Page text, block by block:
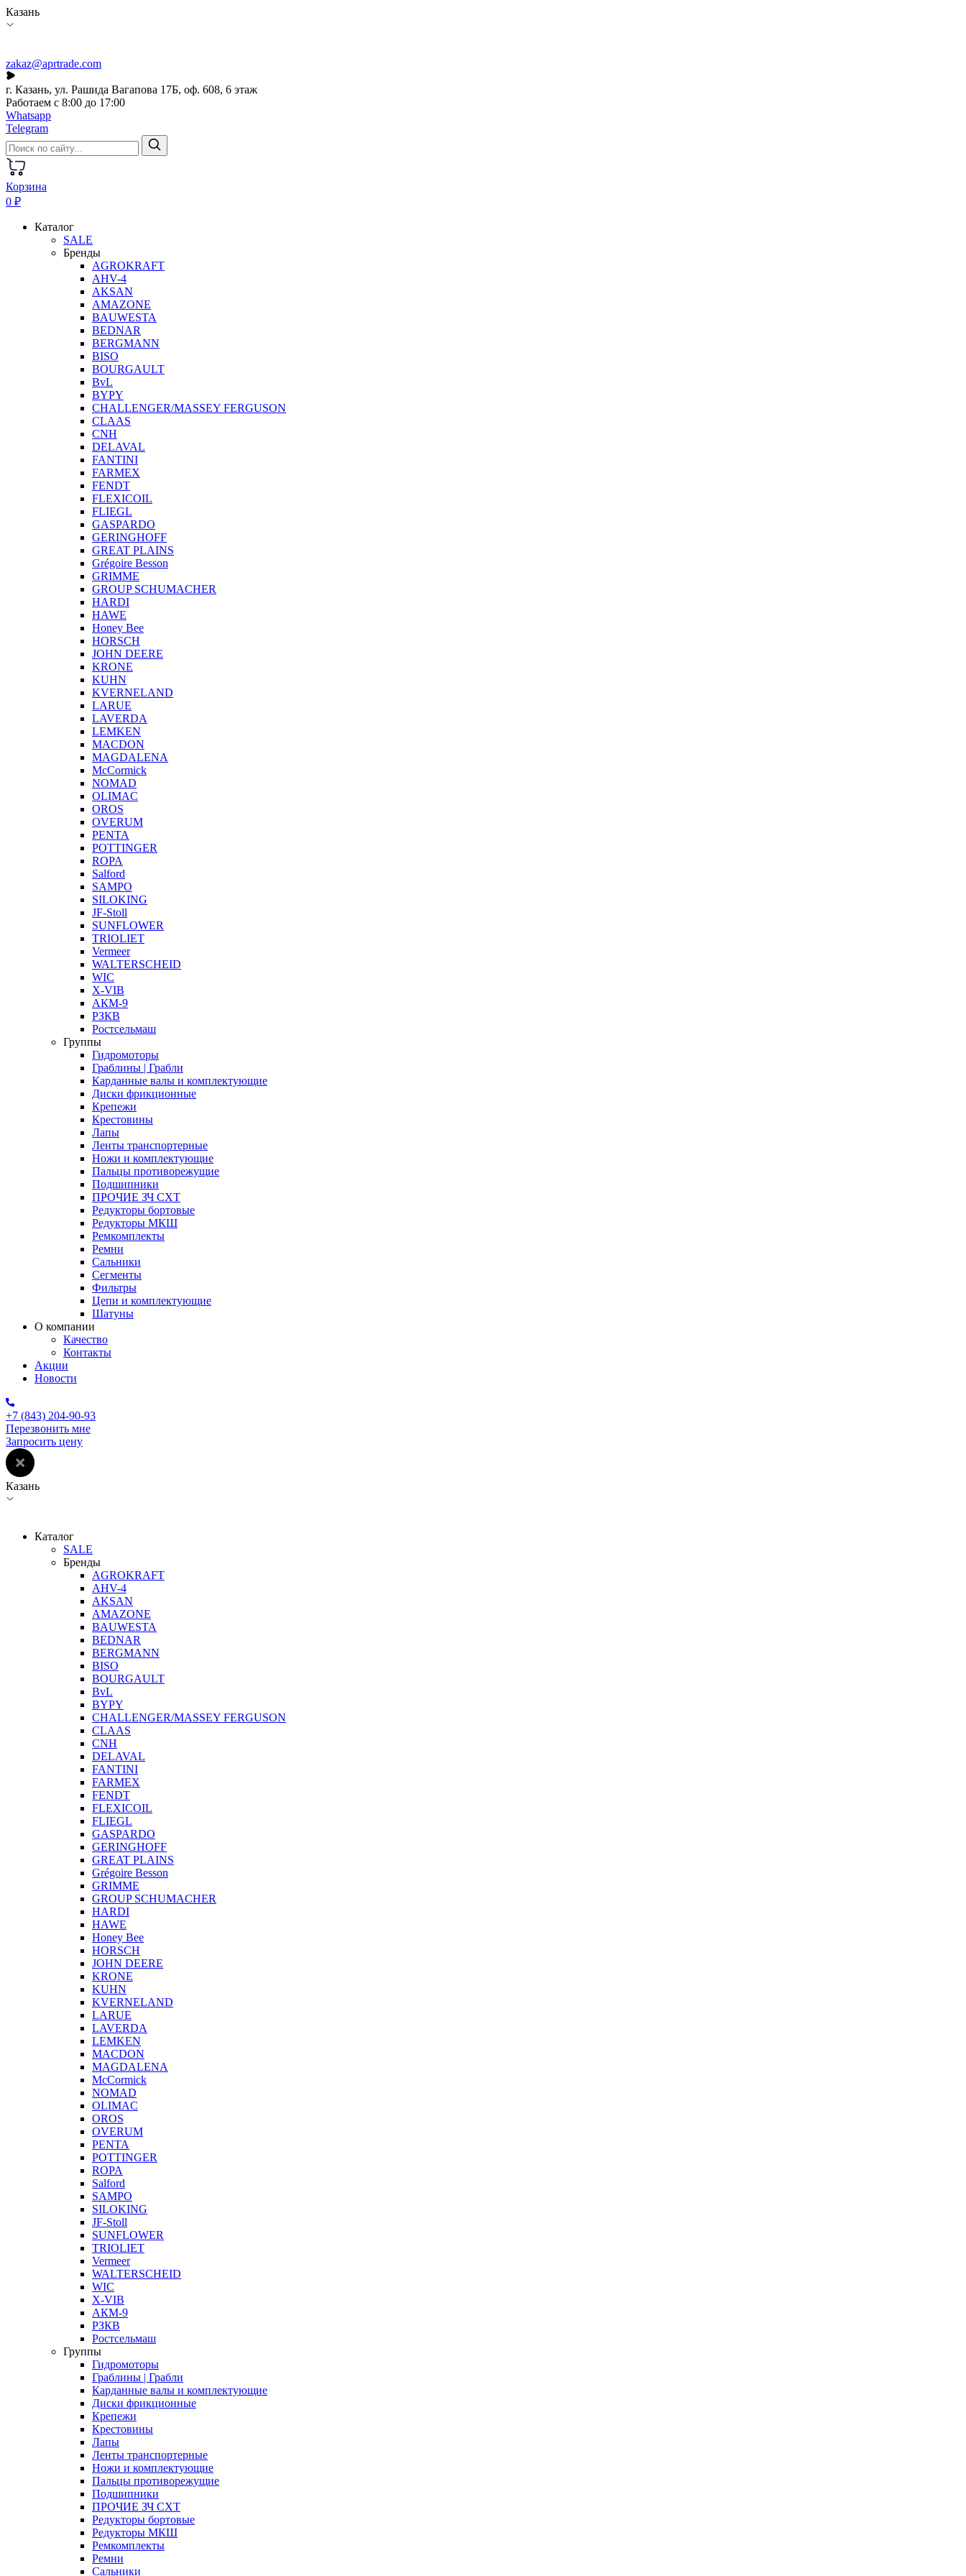
Казань
zakaz@aprtrade.com
г. Казань, ул. Рашида Вагапова 17Б, оф. 608, 6 этаж
Работаем с 8:00 до 17:00
Whatsapp
Telegram
Корзина
0 ₽
Каталог
SALE
Бренды
AGROKRAFT
AHV-4
AKSAN
AMAZONE
BAUWESTA
BEDNAR
BERGMANN
BISO
BOURGAULT
BvL
BYPY
CHALLENGER/MASSEY FERGUSON
CLAAS
CNH
DELAVAL
FANTINI
FARMEX
FENDT
FLEXICOIL
FLIEGL
GASPARDO
GERINGHOFF
GREAT PLAINS
Grégoire Besson
GRIMME
GROUP SCHUMACHER
HARDI
HAWE
Honey Bee
HORSCH
JOHN DEERE
KRONE
KUHN
KVERNELAND
LARUE
LAVERDA
LEMKEN
MACDON
MAGDALENA
McCormick
NOMAD
OLIMAC
OROS
OVERUM
PENTA
POTTINGER
ROPA
Salford
SAMPO
SILOKING
JF-Stoll
SUNFLOWER
TRIOLIET
Vermeer
WALTERSCHEID
WIC
X-VIB
АКМ-9
РЗКВ
Ростсельмаш
Группы
Гидромоторы
Граблины | Грабли
Карданные валы и комплектующие
Диски фрикционные
Крепежи
Крестовины
Лапы
Ленты транспортерные
Ножи и комплектующие
Пальцы противорежущие
Подшипники
ПРОЧИЕ ЗЧ СХТ
Редукторы бортовые
Редукторы МКШ
Ремкомплекты
Ремни
Сальники
Сегменты
Фильтры
Цепи и комплектующие
Шатуны
О компании
Качество
Контакты
Акции
Новости
+7 (843) 204-90-93
Перезвонить мне
Запросить цену
Казань
Каталог
SALE
Бренды
AGROKRAFT
AHV-4
AKSAN
AMAZONE
BAUWESTA
BEDNAR
BERGMANN
BISO
BOURGAULT
BvL
BYPY
CHALLENGER/MASSEY FERGUSON
CLAAS
CNH
DELAVAL
FANTINI
FARMEX
FENDT
FLEXICOIL
FLIEGL
GASPARDO
GERINGHOFF
GREAT PLAINS
Grégoire Besson
GRIMME
GROUP SCHUMACHER
HARDI
HAWE
Honey Bee
HORSCH
JOHN DEERE
KRONE
KUHN
KVERNELAND
LARUE
LAVERDA
LEMKEN
MACDON
MAGDALENA
McCormick
NOMAD
OLIMAC
OROS
OVERUM
PENTA
POTTINGER
ROPA
Salford
SAMPO
SILOKING
JF-Stoll
SUNFLOWER
TRIOLIET
Vermeer
WALTERSCHEID
WIC
X-VIB
АКМ-9
РЗКВ
Ростсельмаш
Группы
Гидромоторы
Граблины | Грабли
Карданные валы и комплектующие
Диски фрикционные
Крепежи
Крестовины
Лапы
Ленты транспортерные
Ножи и комплектующие
Пальцы противорежущие
Подшипники
ПРОЧИЕ ЗЧ СХТ
Редукторы бортовые
Редукторы МКШ
Ремкомплекты
Ремни
Сальники